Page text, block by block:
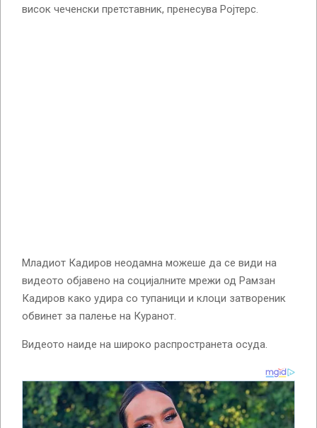
висок чеченски претставник, пренесува Ројтерс.
Младиот Кадиров неодамна можеше да се види на
видеото објавено на социјалните мрежи од Рамзан
Кадиров како удира со тупаници и клоци затвореник
обвинет за палење на Куранот.
Видеото наиде на широко распространета осуда.